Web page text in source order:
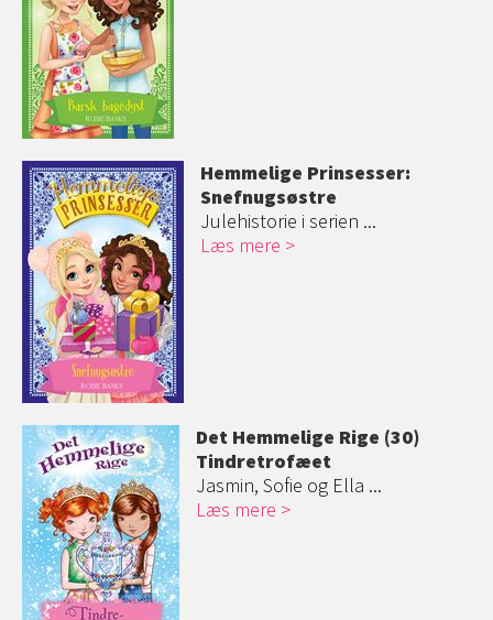
Hemmelige Prinsesser:
Snefnugsøstre
Julehistorie i serien ...
Læs mere
Det Hemmelige Rige (30)
Tindretrofæet
Jasmin, Sofie og Ella ...
Læs mere